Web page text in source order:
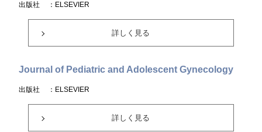
出版社 ：ELSEVIER
詳しく見る
Journal of Pediatric and Adolescent Gynecology
出版社 ：ELSEVIER
詳しく見る